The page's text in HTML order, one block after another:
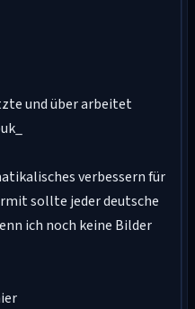
und über arbeitet
verbessern für
sollte jeder deutsche
ich noch keine Bilder